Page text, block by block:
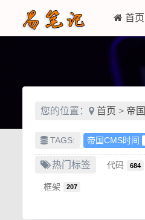
首页
您的位置： 首页 > 帝
TAGS: 帝国CMS时间
热门标签 代码 684
框架 207